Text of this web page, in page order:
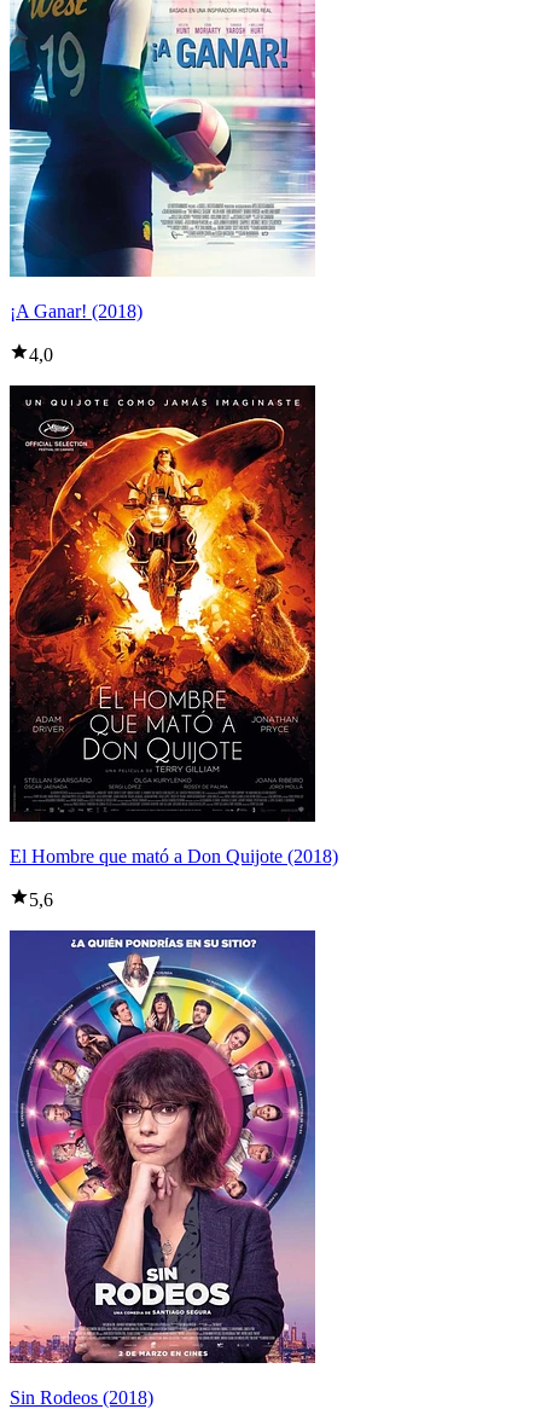
¡A Ganar! (2018)
4,0
El Hombre que mató a Don Quijote (2018)
5,6
Sin Rodeos (2018)